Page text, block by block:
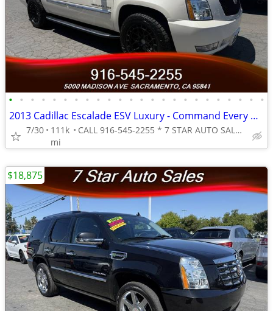
• • • • • • • • • • • • • • • • • • • • • • • •
2013 Cadillac Escalade ESV Luxury - Command Every Road in First-Clas
7/30
111k
mi
CALL 916-545-2255 * 7 STAR AUTO SALES // 5000 MADISON AVE
$18,875